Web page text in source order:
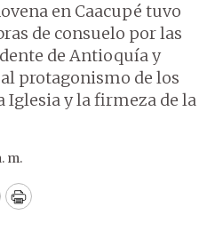
en Caacupé tuvo
de consuelo por las
de Antioquía y
protagonismo de los
Iglesia y la firmeza de la
m.
Print